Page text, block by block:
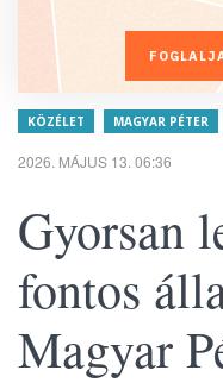
KÖZÉLET MAGYAR PÉTER
2026. MÁJUS 13. 06:36
Gyorsan
fontos
Magyar